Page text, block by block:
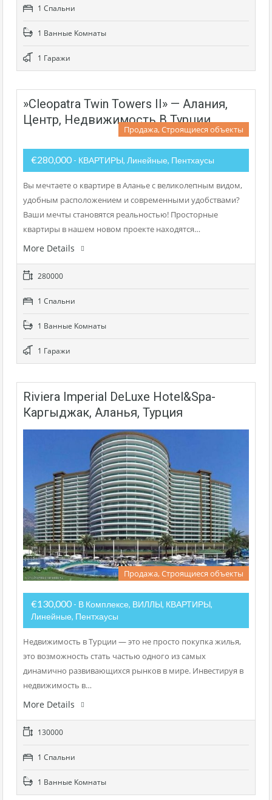
1 Cпальни
1 Bанные Kомнаты
1 Гаражи
»Cleopatra Twin Towers II» — Алания,
Центр, Недвижимость В Турции
Продажа, Строящиеся объекты
€280,000 - КВАРТИРЫ, Линейные, Пентхаусы
Вы мечтаете о квартире в Аланье с великолепным видом,
удобным расположением и современными удобствами?
Ваши мечты становятся реальностью! Просторные
квартиры в нашем новом проекте находятся…
More Details
280000
1 Cпальни
1 Bанные Kомнаты
1 Гаражи
Riviera Imperial DeLuxe Hotel&Spa-
Каргыджак, Аланья, Турция
Продажа, Строящиеся объекты
€130,000 - В Комплексе, ВИЛЛЫ, КВАРТИРЫ,
Линейные, Пентхаусы
Недвижимость в Турции — это не просто покупка жилья,
это возможность стать частью одного из самых
динамично развивающихся рынков в мире. Инвестируя в
недвижимость в…
More Details
130000
1 Cпальни
1 Bанные Kомнаты